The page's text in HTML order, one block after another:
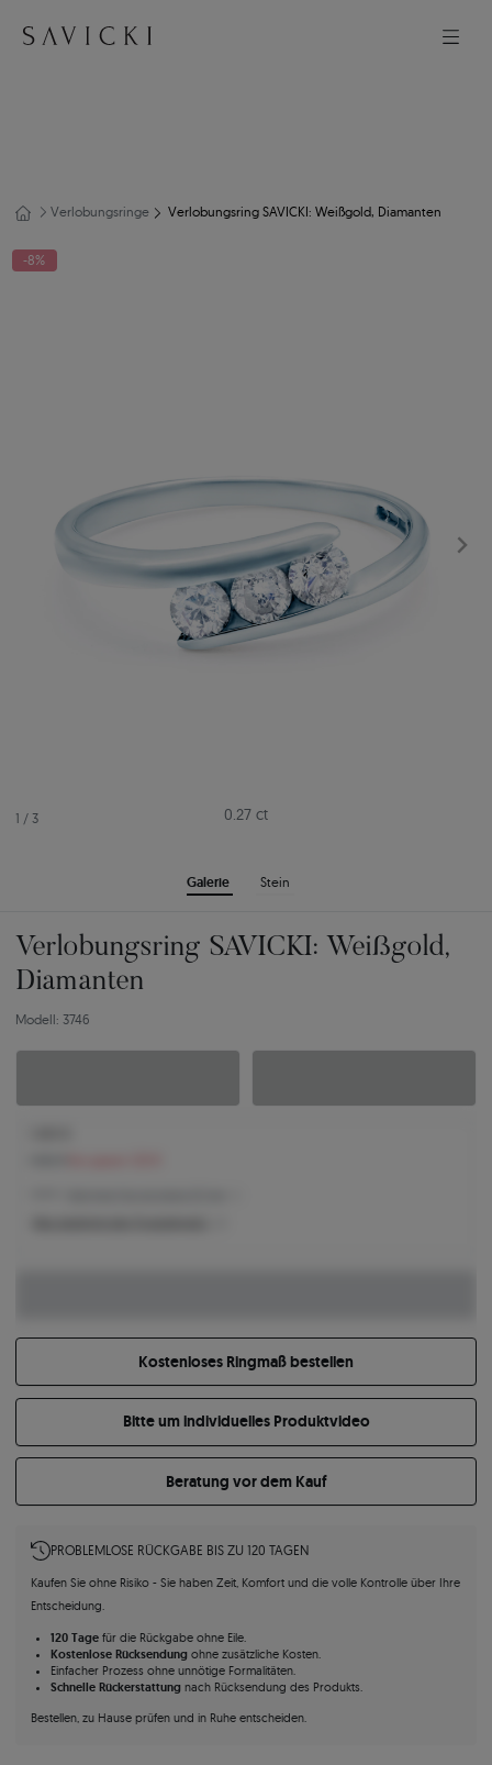
Verlobungsringe Verlobungsring SAVICKI: Weißgold, Diamanten
1 / 3
Galerie Stein
-8%
0.27 ct
Verlobungsring SAVICKI: Weißgold,
Diamanten
Modell: 3746
Kostenloses Ringmaß bestellen
Bitte um individuelles Produktvideo
Beratung vor dem Kauf
PROBLEMLOSE RÜCKGABE BIS ZU 120 TAGEN
Kaufen Sie ohne Risiko - Sie haben Zeit, Komfort und die volle Kontrolle über Ihre
Entscheidung.
120 Tagefür die Rückgabe ohne Eile.
Kostenlose Rücksendungohne zusätzliche Kosten.
Einfacher Prozess ohne unnötige Formalitäten.
Schnelle Rückerstattungnach Rücksendung des Produkts.
Bestellen, zu Hause prüfen und in Ruhe entscheiden.